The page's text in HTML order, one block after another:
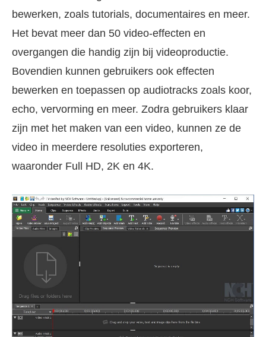
bewerken, zoals tutorials, documentaires en meer.
Het bevat meer dan 50 video-effecten en
overgangen die handig zijn bij videoproductie.
Bovendien kunnen gebruikers ook effecten
bewerken en toepassen op audiotracks zoals koor,
echo, vervorming en meer. Zodra gebruikers klaar
zijn met het maken van een video, kunnen ze de
video in meerdere resoluties exporteren,
waaronder Full HD, 2K en 4K.